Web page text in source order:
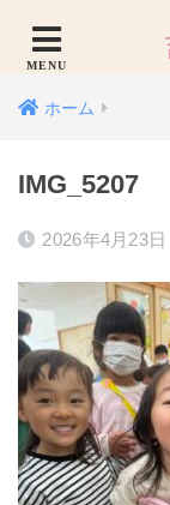
ホーム
IMG_5207
2026年4月23日